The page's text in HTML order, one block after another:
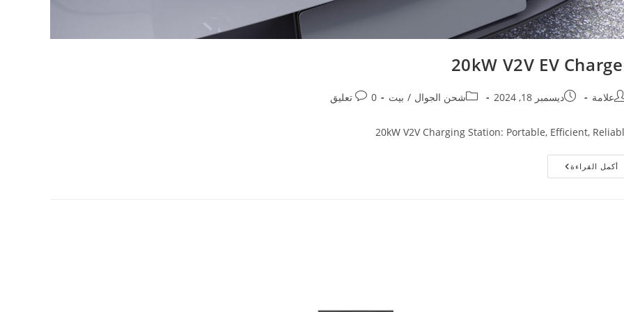
20kW V2V EV
علامة ديسمبر 18, 2024 شحن الجوال / بيت 0 تعليق
20kW V2V Charging Station: Portable, Efficient,
أكمل القراءة